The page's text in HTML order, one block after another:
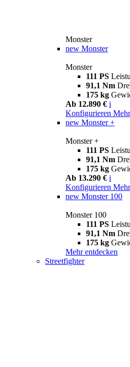
Monster
new Monster
Monster
111 PS
91,1 Nm
175 kg
Ab 12.890 € i
Konfigurieren
new Monster +
Monster +
111 PS
91,1 Nm
175 kg
Ab 13.290 € i
Konfigurieren
new Monster 100
Monster 100
111 PS
91,1 Nm
175 kg
Mehr entdecken
Streetfighter